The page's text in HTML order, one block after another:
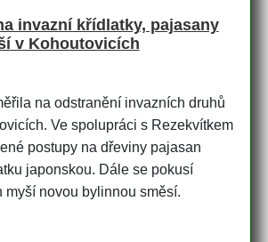
invazní křídlatky, pajasany
v Kohoutovicích
na odstranění invazních druhů
Ve spolupráci s Rezekvítkem
postupy na dřeviny pajasan
japonskou. Dále se pokusí
myší novou bylinnou směsí.